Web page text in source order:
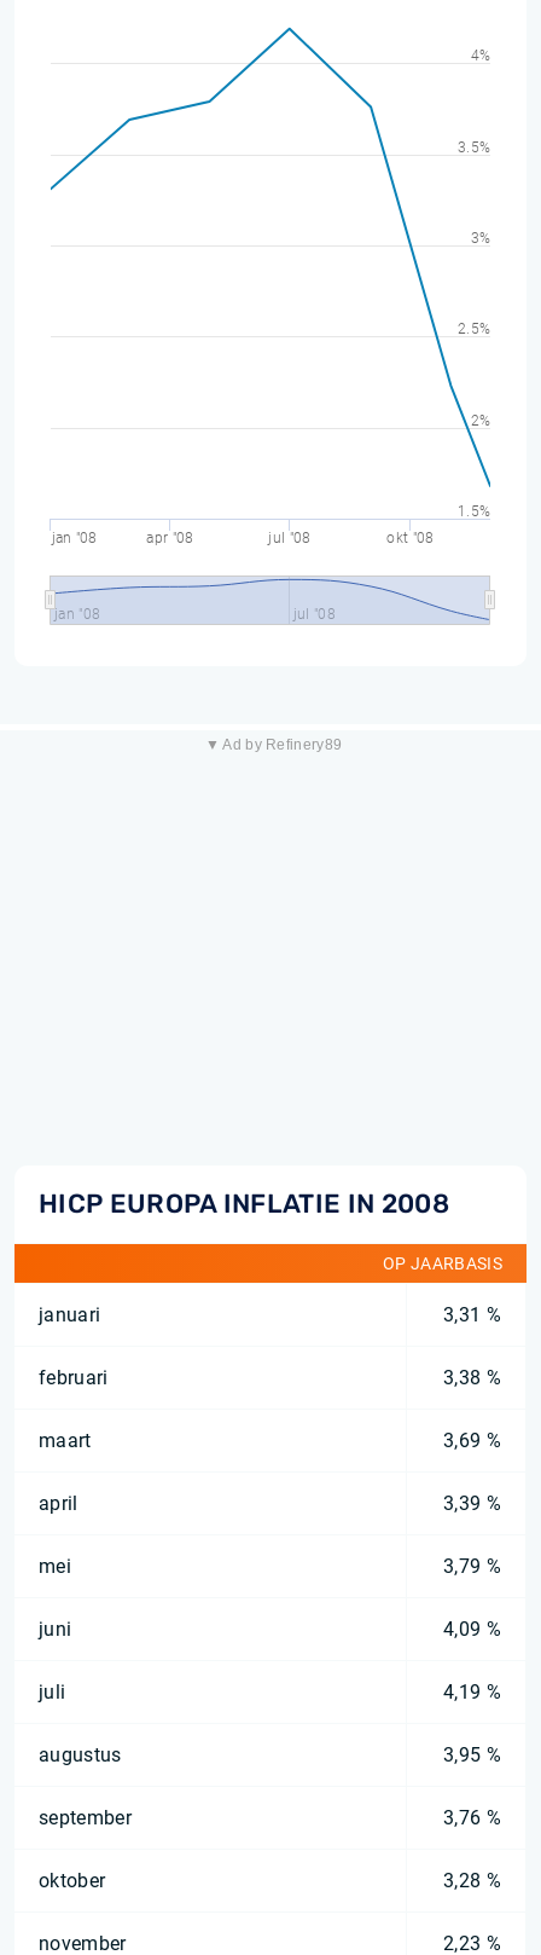
jan "08 apr "08 jul "08 okt "08
jan "08 jul "08
1.5%
2%
2.5%
3%
3.5%
4%
▼ Ad by Refinery89
HICP EUROPA INFLATIE IN 2008
OP JAARBASIS
januari 3,31 %
februari 3,38 %
maart 3,69 %
april 3,39 %
mei 3,79 %
juni 4,09 %
juli 4,19 %
augustus 3,95 %
september 3,76 %
oktober 3,28 %
november 2,23 %